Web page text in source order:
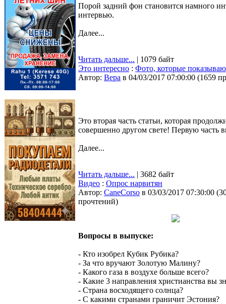
Порой задний фон становится намного
интервью.
Далее...
Читать дальше... | 1079 байт
Это интересно : Фото, которые
Автор: Bepa в 04/03/2017 07:00:00 (1659
Это вторая часть статьи, которая
совершенно другом свете! Первую часть
Далее...
Читать дальше... | 3682 байт
Видео : Опрос нарвитян
Автор: CaneCorso в 03/03/2017 07:30:00 (
прочтений)
Вопросы в выпуске:
- Кто изобрел Кубик Рубика?
- За что вручают Золотую Малину?
- Какого газа в воздухе больше всего?
- Какие 3 направления христианства вы
- Страна восходящего солнца?
- С какими странами граничит Эстония?